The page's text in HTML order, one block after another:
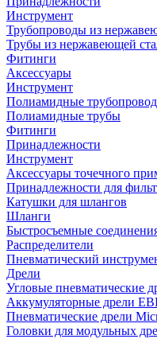
Инструмент
Трубопроводы из
Трубы из нержавеющей
Фитинги
Аксессуары
Инструмент
Полиамидные
Полиамидные трубы
Фитинги
Принадлежности
Инструмент
Аксессуары точечного
Принадлежности для
Катушки для шлангов
Шланги
Быстросъемные
Распределители
Пневматический
Дрели
Угловые пневматические
Аккумуляторные дрели
Пневматические дрели
Головки для модульных